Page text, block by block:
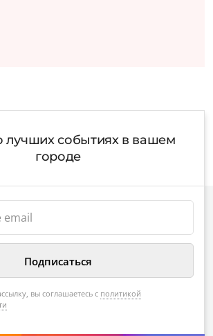
лучших событиях в вашем
городе
вы соглашаетесь с политикой